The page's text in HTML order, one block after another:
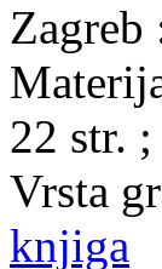
Zagreb
22 str.
Vrsta
knjiga